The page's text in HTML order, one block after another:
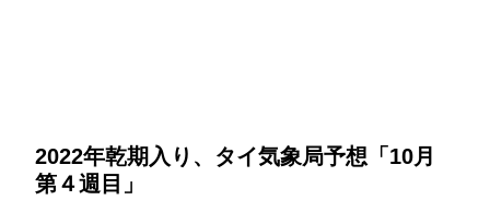
2022年乾期入り、タイ気象局予想「10月
第４週目」